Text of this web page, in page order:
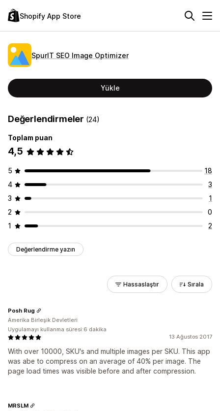
Shopify App Store
SpurIT SEO Image Optimizer
Yükle
Değerlendirmeler (24)
Toplam puan
4,5
5
18
4
3
3
1
2
0
1
2
Değerlendirme yazın
Hassaslaştır Sırala
13 Ağustos 2017
With over 10000, SKU's and multiple images per SKU. This app
was abe to compress on an average of 40% per image. The
page load times was visible before and after compression.
Posh Rug
Amerika Birleşik Devletleri
Uygulamayı kullanma süresi:6 dakika
MRSLM